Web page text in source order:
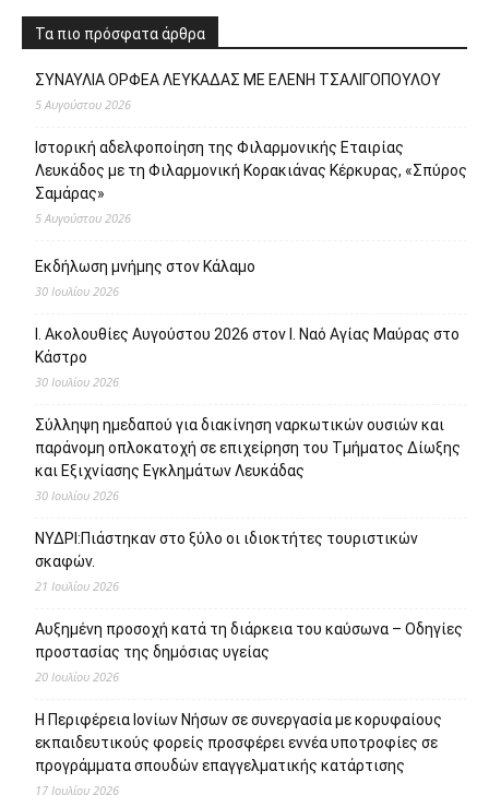
Τα πιο πρόσφατα άρθρα
ΣΥΝΑΥΛΙΑ ΟΡΦΕΑ ΛΕΥΚΑΔΑΣ ΜΕ ΕΛΕΝΗ ΤΣΑΛΙΓΟΠΟΥΛΟΥ
5 Αυγούστου 2026
Ιστορική αδελφοποίηση της Φιλαρμονικής Εταιρίας
Λευκάδος με τη Φιλαρμονική Κορακιάνας Κέρκυρας, «Σπύρος
Σαμάρας»
5 Αυγούστου 2026
Εκδήλωση μνήμης στον Κάλαμο
30 Ιουλίου 2026
Ι. Ακολουθίες Αυγούστου 2026 στον Ι. Ναό Αγίας Μαύρας στο
Κάστρο
30 Ιουλίου 2026
Σύλληψη ημεδαπού για διακίνηση ναρκωτικών ουσιών και
παράνομη οπλοκατοχή σε επιχείρηση του Τμήματος Δίωξης
και Εξιχνίασης Εγκλημάτων Λευκάδας
30 Ιουλίου 2026
ΝΥΔΡΙ:Πιάστηκαν στο ξύλο οι ιδιοκτήτες τουριστικών
σκαφών.
21 Ιουλίου 2026
Αυξημένη προσοχή κατά τη διάρκεια του καύσωνα – Οδηγίες
προστασίας της δημόσιας υγείας
20 Ιουλίου 2026
Η Περιφέρεια Ιονίων Νήσων σε συνεργασία με κορυφαίους
εκπαιδευτικούς φορείς προσφέρει εννέα υποτροφίες σε
προγράμματα σπουδών επαγγελματικής κατάρτισης
17 Ιουλίου 2026